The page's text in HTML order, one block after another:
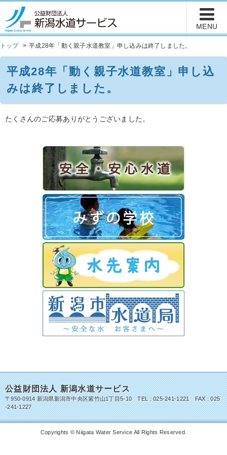
トップ 平成28年「動く親子水道教室」申し込みは終了しました。
平成28年「動く親子水道教室」申し込
みは終了しました。
たくさんのご応募ありがとうございました。
公益財団法人 新潟水道サービス
〒950-0914 新潟県新潟市中央区紫竹山1丁目5-10 TEL : 025-241-1221 FAX : 025
-241-1227
Copyrights © Niigata Water Service All Rights Reserved.